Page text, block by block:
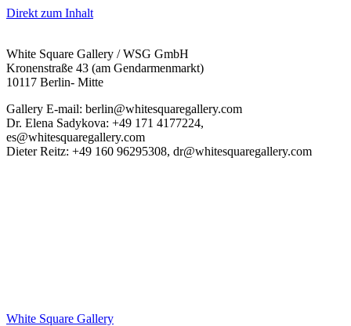
Direkt zum Inhalt
White Square Gallery / WSG GmbH
Kronenstraße 43 (am Gendarmenmarkt)
10117 Berlin- Mitte
Gallery E-mail: berlin@whitesquaregallery.com
Dr. Elena Sadykova: +49 171 4177224,
es@whitesquaregallery.com
Dieter Reitz: +49 160 96295308, dr@whitesquaregallery.com
White Square Gallery